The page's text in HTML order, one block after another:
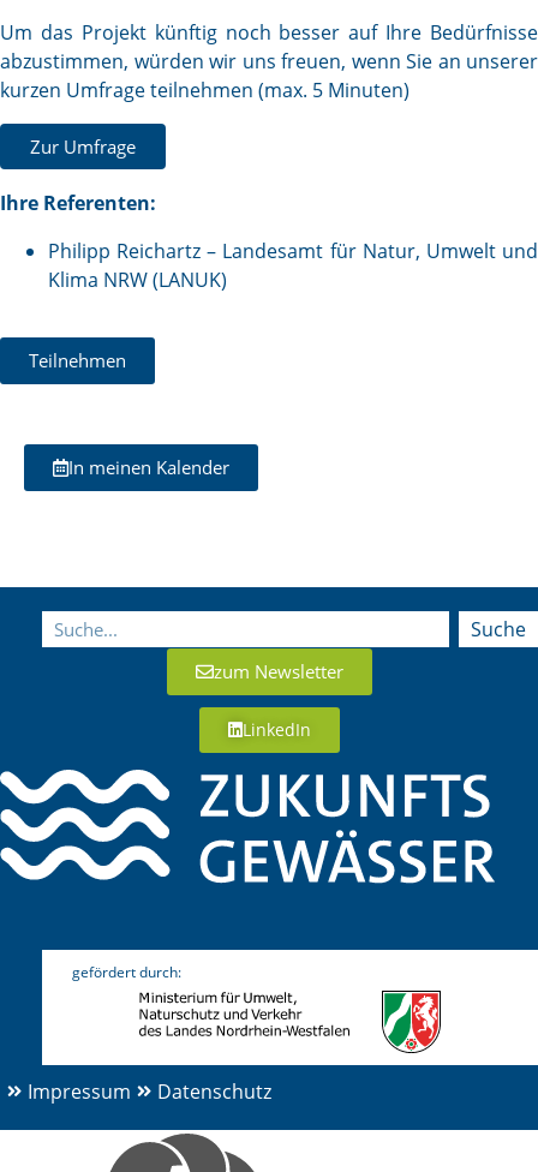
Um das Projekt künftig noch besser auf Ihre Bedürfnisse
abzustimmen, würden wir uns freuen, wenn Sie an unserer
kurzen Umfrage teilnehmen (max. 5 Minuten)
Zur Umfrage
Ihre Referenten:
Philipp Reichartz – Landesamt für Natur, Umwelt und
Klima NRW (LANUK)
Teilnehmen
In meinen Kalender
Suche
zum Newsletter
LinkedIn
gefördert durch:
Impressum Datenschutz